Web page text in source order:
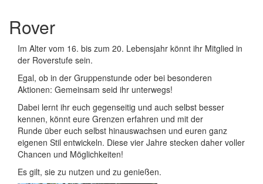
Rover
Im Alter vom 16. bis zum 20. Lebensjahr könnt ihr Mitglied in
der Roverstufe sein.
Egal, ob in der Gruppenstunde oder bei besonderen
Aktionen: Gemeinsam seid ihr unterwegs!
Dabei lernt ihr euch gegenseitig und auch selbst besser
kennen, könnt eure Grenzen erfahren und mit der
Runde über euch selbst hinauswachsen und euren ganz
eigenen Stil entwickeln. Diese vier Jahre stecken daher voller
Chancen und Möglichkeiten!
Es gilt, sie zu nutzen und zu genießen.